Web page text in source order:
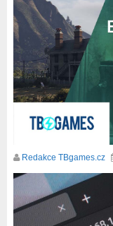
Redakce TBgames.cz